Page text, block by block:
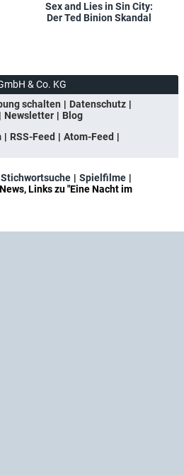
Sex and Lies in Sin City:
Der Ted Binion Skandal
& Co. KG
schalten
Datenschutz
Newsletter
Blog
RSS-Feed
Atom-Feed
Stichwortsuche
Spielfilme
Links zu "Eine Nacht im